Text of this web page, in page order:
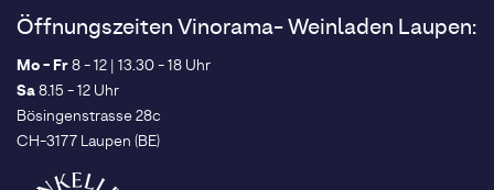
Öffnungszeiten Vinorama- Weinladen Laupen:
Mo - Fr8 - 12 | 13.30 - 18 Uhr
Sa8.15 - 12 Uhr
Bösingenstrasse 28c
CH-3177 Laupen (BE)